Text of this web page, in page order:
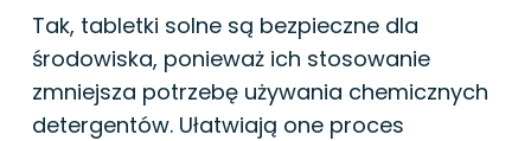
Tak, tabletki solne są bezpieczne dla
środowiska, ponieważ ich stosowanie
zmniejsza potrzebę używania chemicznych
detergentów. Ułatwiają one proces